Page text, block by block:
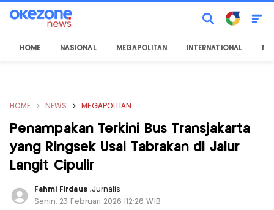
HOME NASIONAL MEGAPOLITAN INTERNATIONAL
HOME NEWS MEGAPOLITAN
Penampakan Terkini Bus Transjakarta
yang Ringsek Usai Tabrakan di Jalur
Langit Cipulir
Fahmi Firdaus ,Jurnalis
Senin, 23 Februari 2026 |12:26 WIB